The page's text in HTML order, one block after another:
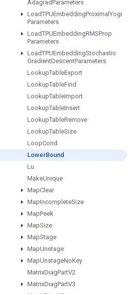
AdagradParameters
LoadTPUEmbeddingProximal Yogi
Parameters
LoadTPUEmbeddingRMSProp
Parameters
LoadTPUEmbeddingStochastic
GradientDescentParameters
LookupTableExport
LookupTableFind
LookupTableImport
LookupTableInsert
LookupTableRemove
LookupTableSize
LoopCond
LowerBound
Lu
MakeUnique
MapClear
MapIncompleteSize
MapPeek
MapSize
MapStage
MapUnstage
MapUnstageNoKey
MatrixDiagPartV2
MatrixDiagPartV3